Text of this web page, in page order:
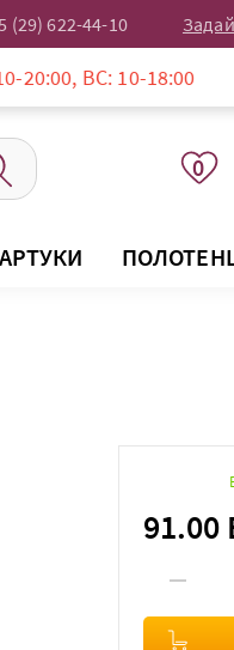
(29) 622-44-10
10-18:00
0
91.00